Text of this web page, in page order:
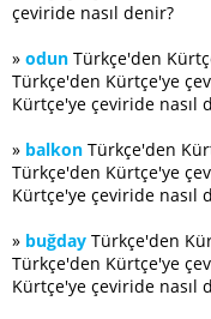
çeviride nasıl denir?
» odun Türkçe'den
Türkçe'den Kürtçe'ye
Kürtçe'ye çeviride nasıl
» balkon Türkçe'den
Türkçe'den Kürtçe'ye
Kürtçe'ye çeviride nasıl
» buğday Türkçe'den
Türkçe'den Kürtçe'ye
Kürtçe'ye çeviride nasıl